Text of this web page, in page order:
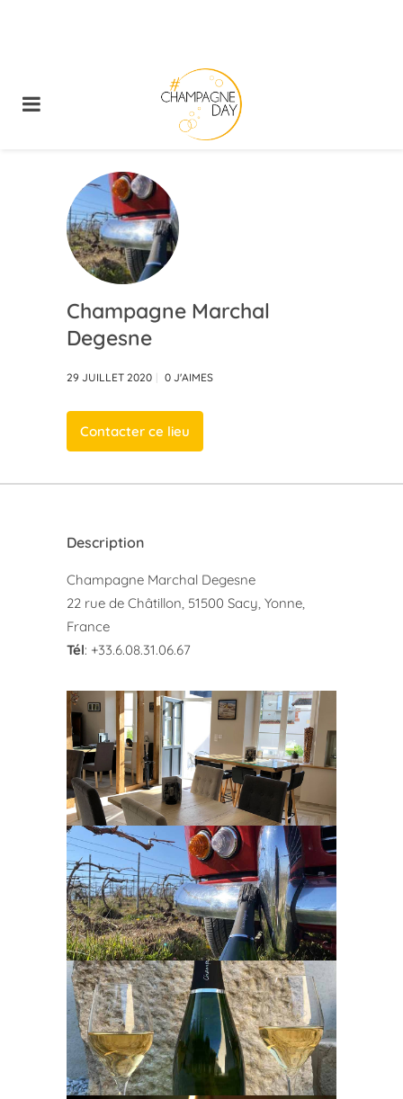
Champagne Marchal
Degesne
29 JUILLET 2020 0 J'AIMES
Contacter ce lieu
Description
Champagne Marchal Degesne
22 rue de Châtillon, 51500 Sacy, Yonne,
France
Tél: +33.6.08.31.06.67